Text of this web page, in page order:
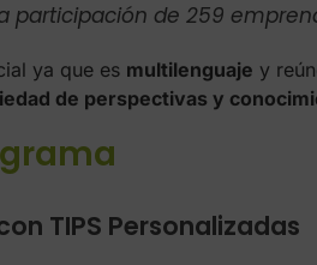
participación de 259
ya que es multilenguaje y
de perspectivas y
TIPS Personalizadas